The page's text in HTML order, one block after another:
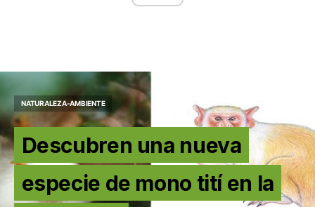
NATURALEZA-AMBIENTE
Descubren una nueva
especie de mono tití en la